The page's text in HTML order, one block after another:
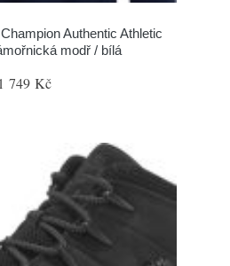
Authentic Athletic
modř / bílá
1 749 Kč